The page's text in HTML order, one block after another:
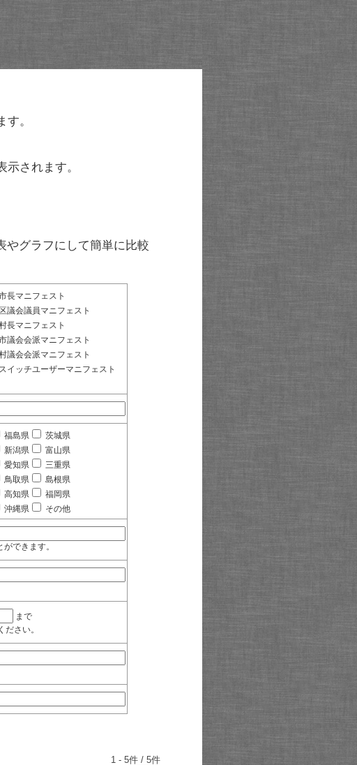
。
されます。
やグラフにして簡単に比較
長マニフェスト
区議会議員マニフェスト
長マニフェスト
議会会派マニフェスト
議会会派マニフェスト
スイッチユーザーマニフェスト
福島県
茨城県
新潟県
富山県
愛知県
三重県
鳥取県
島根県
高知県
福岡県
沖縄県 その他
できます。
まで
さい。
1 - 5件 / 5件